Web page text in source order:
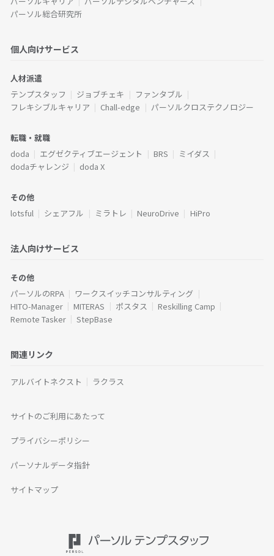
パーソル総合研究所
個人向けサービス
人材派遣
テンプスタッフ
ジョブチェキ
ファンタブル
フレキシブルキャリア
Chall-edge パーソルクロステクノロジー
転職・就職
doda
エグゼクティブエージェント BRS
ミイダス
dodaチャレンジ
doda X
その他
lotsful
シェアフル ミラトレ NeuroDrive HiPro
法人向けサービス
その他
パーソルのRPA
ワークスイッチコンサルティング
HITO-Manager
MITERAS ポスタス
Reskilling Camp
Remote Tasker
StepBase
関連リンク
アルバイトネクスト ラクラス
サイトのご利用にあたって
プライバシーポリシー
パーソナルデータ指針
サイトマップ